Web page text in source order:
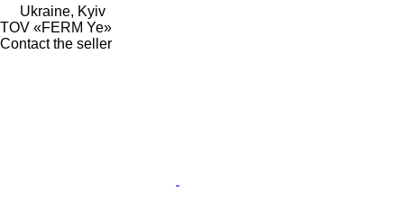
Ukraine, Kyiv
TOV «FERM Ye»
Contact the seller